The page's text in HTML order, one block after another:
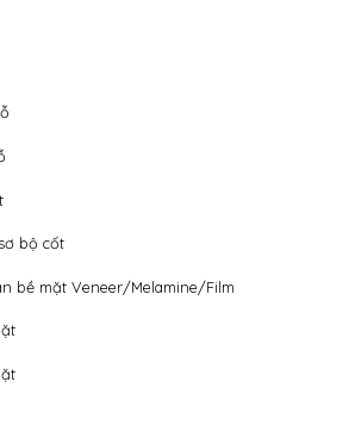
bộ cốt
bề mặt Veneer/Melamine/Film